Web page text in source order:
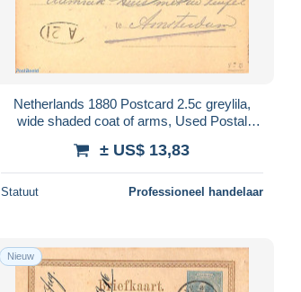
Netherlands 1880 Postcard 2.5c greylila,
wide shaded coat of arms, Used Postal
± US$ 13,83
Statuut Professioneel handelaar
Nieuw